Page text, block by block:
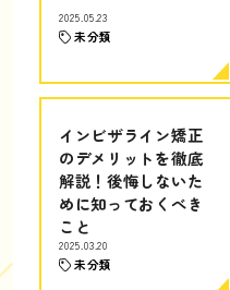
2025.05.23
未分類
インビザライン矯正
のデメリットを徹底
解説！後悔しないた
めに知っておくべき
こと
2025.03.20
未分類